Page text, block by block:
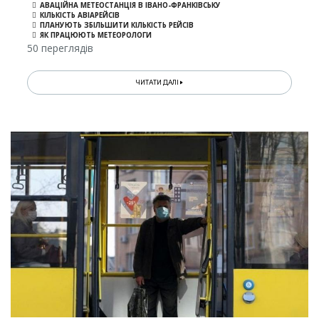
АВАЦІЙНА МЕТЕОСТАНЦІЯ В ІВАНО-ФРАНКІВСЬКУ
КІЛЬКІСТЬ АВІАРЕЙСІВ
ПЛАНУЮТЬ ЗБІЛЬШИТИ КІЛЬКІСТЬ РЕЙСІВ
ЯК ПРАЦЮЮТЬ МЕТЕОРОЛОГИ
50 переглядів
ЧИТАТИ ДАЛІ